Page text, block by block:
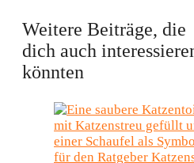
Weitere Beiträge, die
dich auch
könnten